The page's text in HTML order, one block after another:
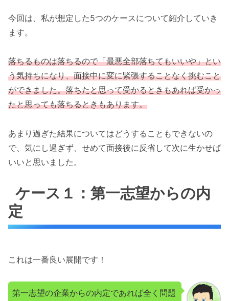
今回は、私が想定した5つのケースについて紹介していき
ます。
落ちるものは落ちるので「最悪全部落ちてもいいや」とい
う気持ちになり、面接中に変に緊張することなく挑むこと
ができました。落ちたと思って受かるときもあれば受かっ
たと思っても落ちるときもあります。
あまり過ぎた結果についてはどうすることもできないの
で、気にし過ぎず、せめて面接後に反省して次に生かせば
いいと思いました。
ケース１：第一志望からの内
定
これは一番良い展開です！
第一志望の企業からの内定であれば全く問題